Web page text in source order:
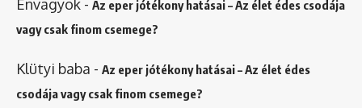
Énvagyok - Az eper jótékony hatásai – Az élet édes csodája
vagy csak finom csemege?
Klütyi baba - Az eper jótékony hatásai – Az élet édes
csodája vagy csak finom csemege?